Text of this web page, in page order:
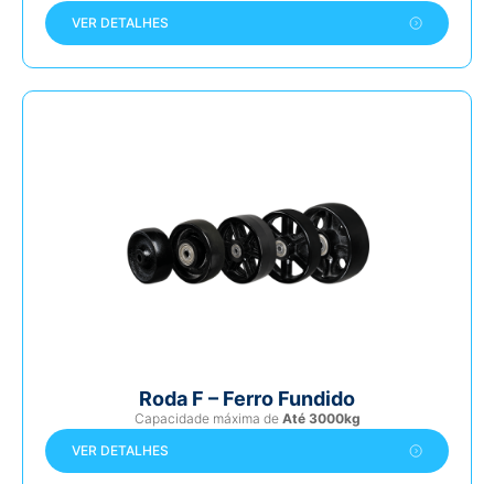
VER DETALHES
Roda F – Ferro Fundido
Capacidade máxima de Até 3000kg
VER DETALHES